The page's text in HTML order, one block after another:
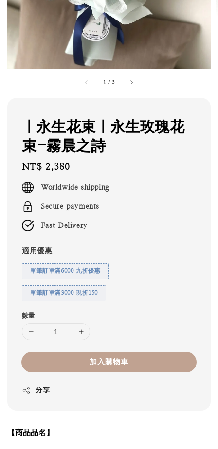
1 /3
｜永生花束｜永生玫瑰花
束-霧晨之詩
Regular
price
NT$ 2,380
Worldwide shipping
Secure payments
Fast Delivery
適用優惠
單筆訂單滿6000 九折優惠
單筆訂單滿3000 現折150
數量
加入購物車
分享
【商品品名】